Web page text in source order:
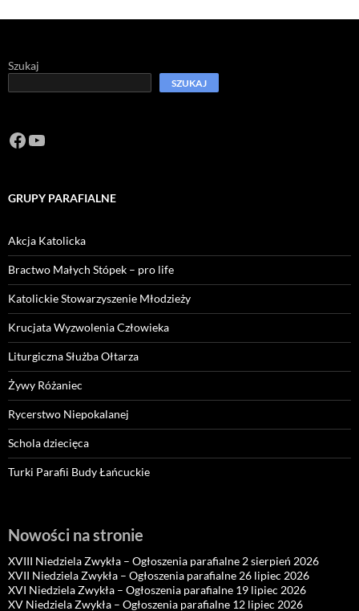
Szukaj
SZUKAJ
Facebook
https://www.youtube.com/channel/
GRUPY PARAFIALNE
Akcja Katolicka
Bractwo Małych Stópek – pro life
Katolickie Stowarzyszenie Młodzieży
Krucjata Wyzwolenia Człowieka
Liturgiczna Służba Ołtarza
Żywy Różaniec
Rycerstwo Niepokalanej
Schola dziecięca
Turki Parafii Budy Łańcuckie
Nowości na stronie
XVIII Niedziela Zwykła – Ogłoszenia parafialne 2 sierpień 2026
XVII Niedziela Zwykła – Ogłoszenia parafialne 26 lipiec 2026
XVI Niedziela Zwykła – Ogłoszenia parafialne 19 lipiec 2026
XV Niedziela Zwykła – Ogłoszenia parafialne 12 lipiec 2026